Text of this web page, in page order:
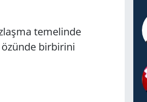
temelinde
birbirini